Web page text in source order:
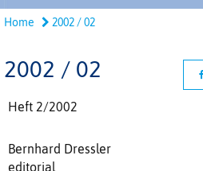
Home 2002 / 02
2002 / 02
Heft 2/2002
Bernhard Dressler
editorial